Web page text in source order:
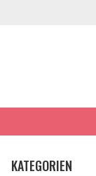
KATEGORIEN